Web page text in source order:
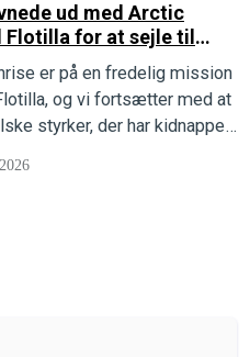
ud med Arctic
er på en fredelig mission
og vi fortsætter med at
styrker, der har kidnappet